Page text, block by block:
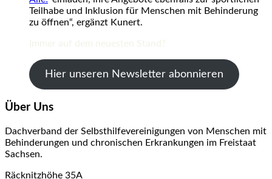
Teilhabe und Inklusion für Menschen mit Behinderung
zu öffnen“, ergänzt Kunert.
Hier unseren Newsletter abonnieren
Über Uns
Dachverband der Selbsthilfevereinigungen von Menschen mit
Behinderungen und chronischen Erkrankungen im Freistaat
Sachsen.
Räcknitzhöhe 35A